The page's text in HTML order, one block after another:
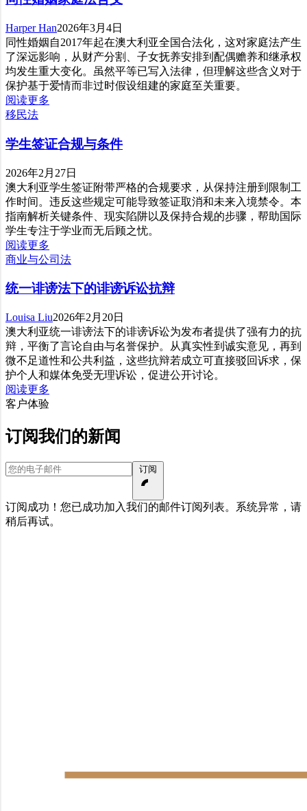
Harper Han2026年3月4日
同性婚姻自2017年起在澳大利亚全国合法化，这对家庭法产生
了深远影响，从财产分割、子女抚养安排到配偶赡养和继承权
均发生重大变化。虽然平等已写入法律，但理解这些含义对于
保护基于爱情而非过时假设组建的家庭至关重要。
阅读更多
移民法
学生签证合规与条件
2026年2月27日
澳大利亚学生签证附带严格的合规要求，从保持注册到限制工
作时间。违反这些规定可能导致签证取消和未来入境禁令。本
指南解析关键条件、现实陷阱以及保持合规的步骤，帮助国际
学生专注于学业而无后顾之忧。
阅读更多
商业与公司法
统一诽谤法下的诽谤诉讼抗辩
Louisa Liu2026年2月20日
澳大利亚统一诽谤法下的诽谤诉讼为发布者提供了强有力的抗
辩，平衡了言论自由与名誉保护。从真实性到诚实意见，再到
微不足道性和公共利益，这些抗辩若成立可直接驳回诉求，保
护个人和媒体免受无理诉讼，促进公开讨论。
阅读更多
客户体验
订阅我们的新闻
您的电子邮件
订阅成功！您已成功加入我们的邮件订阅列表。 系统异常，请
稍后再试。